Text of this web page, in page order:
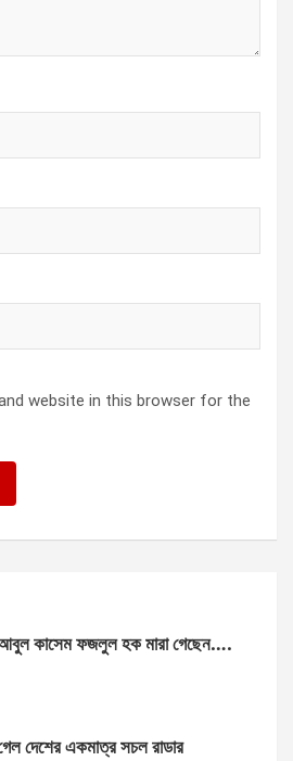
website in this browser for the
কাসেম ফজলুল হক মারা গেছেন….
দেশের একমাত্র সচল রাডার